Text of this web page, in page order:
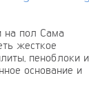
на пол Сама
жесткое
пеноблоки и
основание и